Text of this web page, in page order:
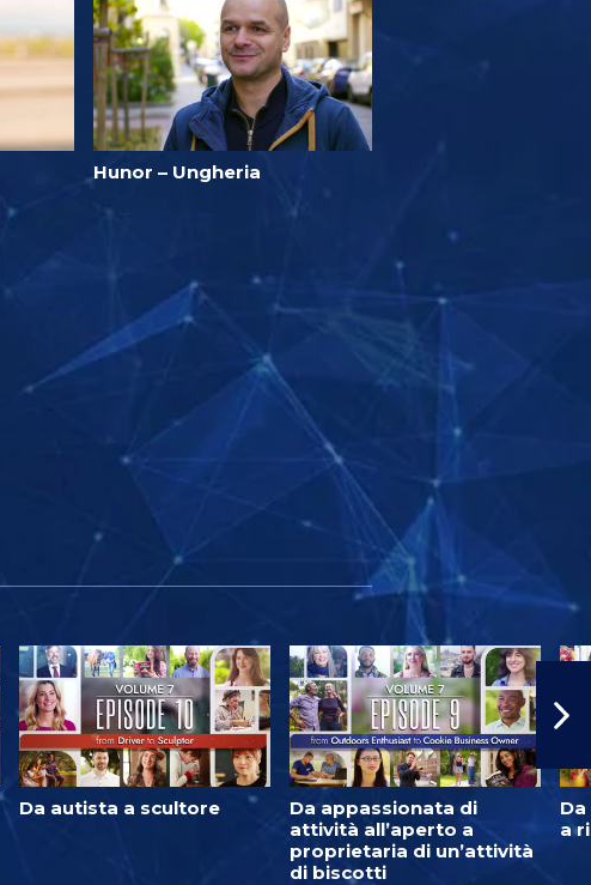
Hunor – Ungheria
Da autista a scultore
Da appassionata di
attività all’aperto a
proprietaria di un’attività
di biscotti
a